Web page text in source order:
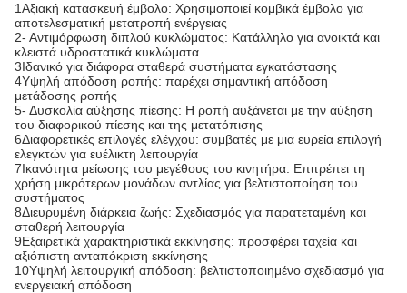
1Αξιακή κατασκευή έμβολο: Χρησιμοποιεί κομβικά έμβολο για
αποτελεσματική μετατροπή ενέργειας
2- Αντιμόρφωση διπλού κυκλώματος: Κατάλληλο για ανοικτά και
κλειστά υδροστατικά κυκλώματα
3Ιδανικό για διάφορα σταθερά συστήματα εγκατάστασης
4Υψηλή απόδοση ροπής: παρέχει σημαντική απόδοση
μετάδοσης ροπής
5- Δυσκολία αύξησης πίεσης: Η ροπή αυξάνεται με την αύξηση
του διαφορικού πίεσης και της μετατόπισης
6Διαφορετικές επιλογές ελέγχου: συμβατές με μια ευρεία επιλογή
ελεγκτών για ευέλικτη λειτουργία
7Ικανότητα μείωσης του μεγέθους του κινητήρα: Επιτρέπει τη
χρήση μικρότερων μονάδων αντλίας για βελτιστοποίηση του
συστήματος
8Διευρυμένη διάρκεια ζωής: Σχεδιασμός για παρατεταμένη και
σταθερή λειτουργία
9Εξαιρετικά χαρακτηριστικά εκκίνησης: προσφέρει ταχεία και
αξιόπιστη ανταπόκριση εκκίνησης
10Υψηλή λειτουργική απόδοση: βελτιστοποιημένο σχεδιασμό για
ενεργειακή απόδοση